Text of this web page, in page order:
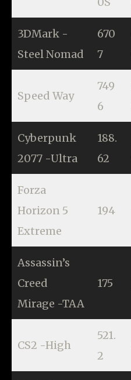
3DMark -
Steel Nomad
670
7
Speed Way
749
6
Cyberpunk
2077 -Ultra
188.
62
Forza
Horizon 5
Extreme
194
Assassin’s
Creed
Mirage -TAA
175
CS2 -High
521.
2